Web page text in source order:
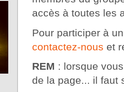
accès à toutes les
Pour participer à
contactez-nous et
REM : lorsque
de la page... il faut